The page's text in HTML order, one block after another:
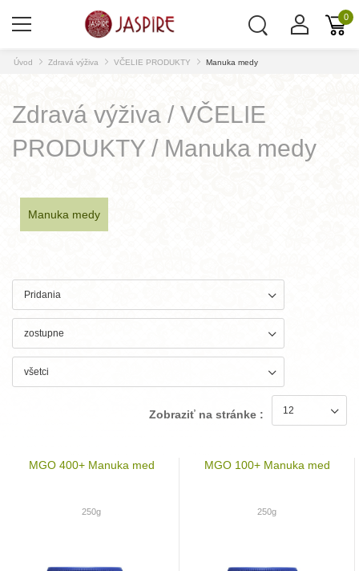
0
Úvod Zdravá výživa VČELIE PRODUKTY Manuka medy
Zdravá výživa / VČELIE
PRODUKTY / Manuka medy
Manuka medy
Zobraziť na stránke :
MGO 400+ Manuka med
250g
MGO 100+ Manuka med
250g